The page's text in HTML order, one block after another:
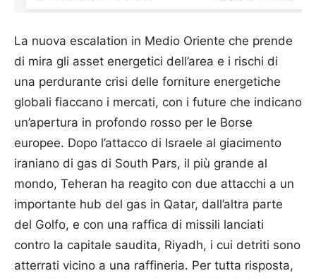
La nuova escalation in Medio Oriente che prende
di mira gli asset energetici dell’area e i rischi di
una perdurante crisi delle forniture energetiche
globali fiaccano i mercati, con i future che indicano
un’apertura in profondo rosso per le Borse
europee. Dopo l’attacco di Israele al giacimento
iraniano di gas di South Pars, il più grande al
mondo, Teheran ha reagito con due attacchi a un
importante hub del gas in Qatar, dall’altra parte
del Golfo, e con una raffica di missili lanciati
contro la capitale saudita, Riyadh, i cui detriti sono
atterrati vicino a una raffineria. Per tutta risposta,